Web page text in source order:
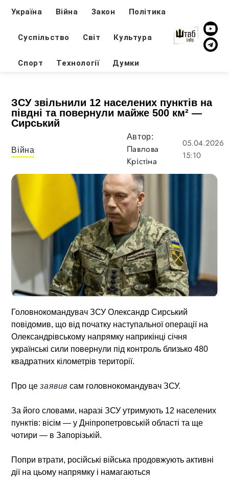
Україна Війна Закон Політика
Суспільство Світ Культура
Спорт Технології Думки
ЗСУ звільнили 12 населених пунктів на
півдні та повернули майже 500 км² —
Сирський
Війна
Автор:
Павлова
Крістіна
05.04.2026
15:10
Головнокомандувач ЗСУ Олександр Сирський
повідомив, що від початку наступальної операції на
Олександрівському напрямку наприкінці січня
українські сили повернули під контроль близько 480
квадратних кілометрів території.
Про цезаявив сам головнокомандувач ЗСУ.
За його словами, наразі ЗСУ утримують 12 населених
пунктів: вісім — у Дніпропетровській області та ще
чотири — в Запорізькій.
Попри втрати, російські війська продовжують активні
дії на цьому напрямку і намагаються